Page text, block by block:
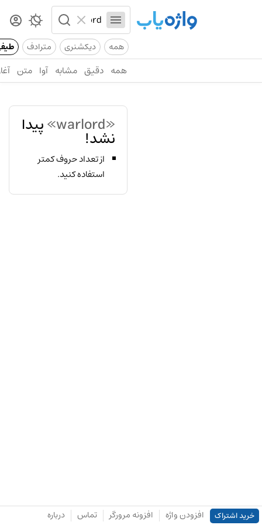
همه دیکشنری مترادف
همه دقیق مشابه آوا متن
«warlord» پیدا
نشد!
از تعداد حروف کمتر
استفاده کنید.
خرید اشتراک افزودن واژه افزونه مرورگر تماس درباره